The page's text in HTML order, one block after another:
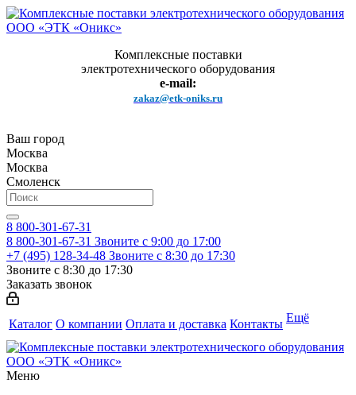
Комплексные поставки
электротехнического оборудования
e-mail:
zakaz@etk-oniks.ru
Ваш город
Москва
Москва
Смоленск
8 800-301-67-31
8 800-301-67-31 Звоните с 9:00 до 17:00
+7 (495) 128-34-48 Звоните с 8:30 до 17:30
Звоните с 8:30 до 17:30
Заказать звонок
Каталог О компании Оплата и доставка Контакты Ещё
Меню